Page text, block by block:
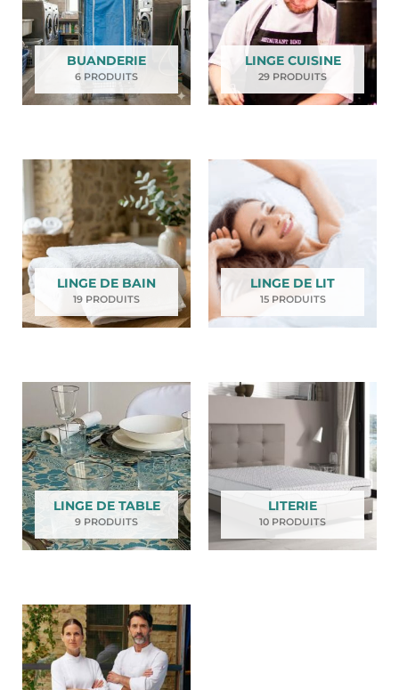
BUANDERIE
6 PRODUITS
LINGE CUISINE
29 PRODUITS
LINGE DE BAIN
19 PRODUITS
LINGE DE LIT
15 PRODUITS
LINGE DE TABLE
9 PRODUITS
LITERIE
10 PRODUITS